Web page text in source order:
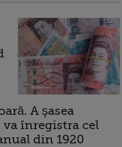
A şasea
înregistra cel
din 1920